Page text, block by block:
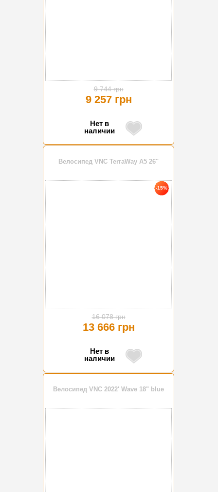
9 744 грн
9 257 грн
Нет в
наличии
Велосипед VNC TerraWay A5 26"
-15%
16 078 грн
13 666 грн
Нет в
наличии
Велосипед VNC 2022' Wave 18" blue